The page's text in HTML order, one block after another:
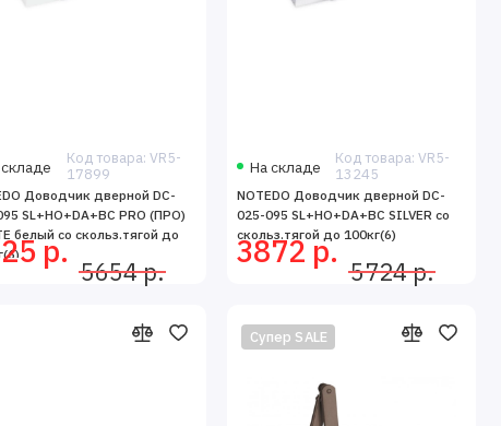
Код товара: VR5-
17899
Доводчик дверной DC-
SL+HO+DA+BC PRO (ПРО)
белый со скольз.тягой до
р.
5654 р.
На складе
Код товара: VR5-
13245
NOTEDO Доводчик дверной DC-
025-095 SL+HO+DA+BC SILVER со
скольз.тягой до 100кг(6)
3872 р.
5724 р.
Супер SALE